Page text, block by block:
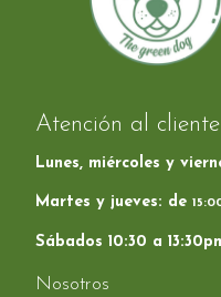
Atención al cliente
Lunes, miércoles y
Martes y jueves: de
Sábados 10:30 a
Nosotros